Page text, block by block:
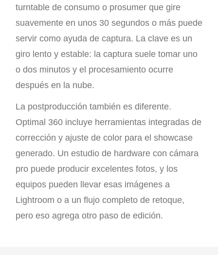
turntable de consumo o prosumer que gire
suavemente en unos 30 segundos o más puede
servir como ayuda de captura. La clave es un
giro lento y estable: la captura suele tomar uno
o dos minutos y el procesamiento ocurre
después en la nube.
La postproducción también es diferente.
Optimal 360 incluye herramientas integradas de
corrección y ajuste de color para el showcase
generado. Un estudio de hardware con cámara
pro puede producir excelentes fotos, y los
equipos pueden llevar esas imágenes a
Lightroom o a un flujo completo de retoque,
pero eso agrega otro paso de edición.